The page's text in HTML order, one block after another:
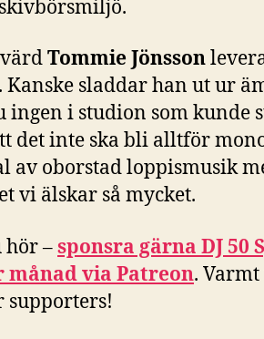
Tommie Jönsson
Kanske sladdar han ut ur
ingen i studion som kunde
det inte ska bli alltför
av oborstad loppismusik
vi älskar så mycket.
hör –sponsra gärna DJ 50
via Patreon.
supporters!